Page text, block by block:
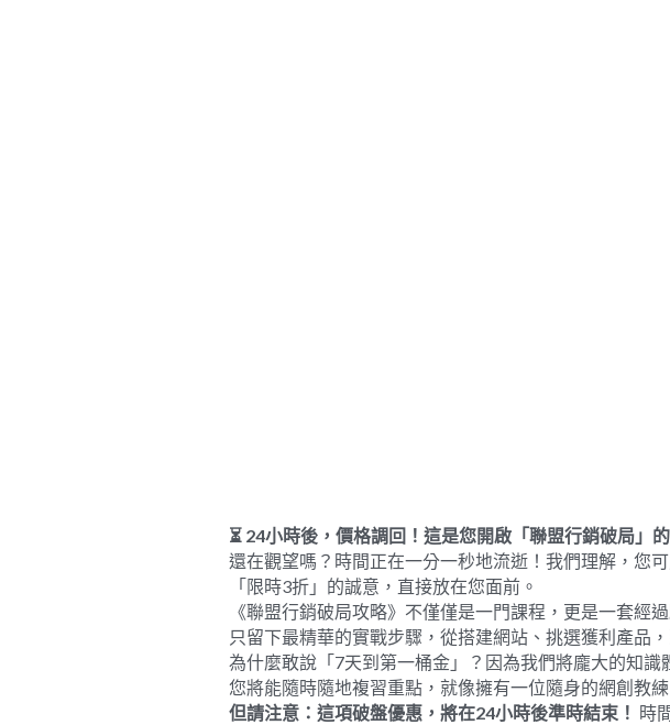
⏳ 24小時後，價格調回！這是您開啟「聯盟行銷破局」的
還在觀望嗎？時間正在一分一秒地流逝！我們理解，您
「限時3折」的誠意，直接放在您面前。
《聯盟行銷破局攻略》不僅僅是一門課程，更是一套經
只留下最精華的實戰步驟，從搭建網站、挑選獲利產品
為什麼敢說「7天到第一桶金」？因為我們將龐大的知
您將能隨時隨地複習重點，就像擁有一位隨身的網創教練
但請注意：這項破盤優惠，將在24小時後準時結束！ 時